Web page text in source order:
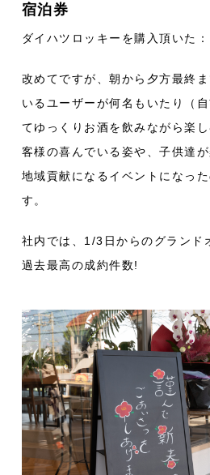
宿泊券
ダイハツロッキーを購入頂いた
改めてですが、朝から夕方最終
いるユーザーが何名もいたり（
てゆっくりお酒を飲みながら楽
客様の喜んでいる姿や、子供達
地域貢献になるイベントになっ
す。
社内では、1/3日からのグランド
過去最高の成約件数!